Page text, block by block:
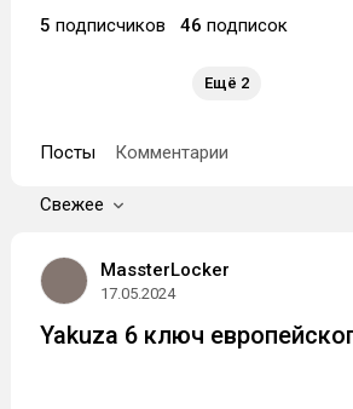
5 подписчиков 46 подписок
Ещё 2
Посты Комментарии
Свежее
MassterLocker
17.05.2024
Yakuza 6 ключ